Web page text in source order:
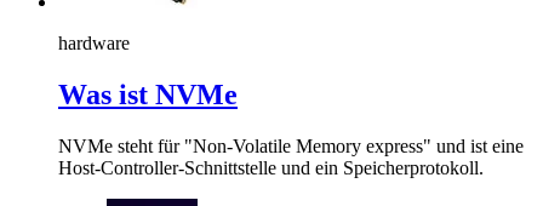
hardware
Was ist NVMe
NVMe steht für "Non-Volatile Memory express" und ist eine
Host-Controller-Schnittstelle und ein Speicherprotokoll.